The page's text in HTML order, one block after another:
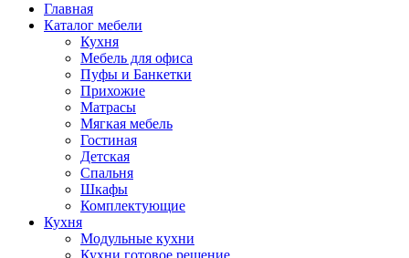
Главная
Каталог мебели
Кухня
Мебель для офиса
Пуфы и Банкетки
Прихожие
Матрасы
Мягкая мебель
Гостиная
Детская
Спальня
Шкафы
Комплектующие
Кухня
Модульные кухни
Кухни готовое решение